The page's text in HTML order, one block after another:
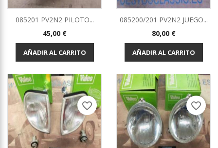
085201 PV2N2 PILOTO...
Precio
45,00 €
AÑADIR AL CARRITO
085200/201 PV2N2 JUEGO...
Precio
80,00 €
AÑADIR AL CARRITO
favorite_border favorite_border